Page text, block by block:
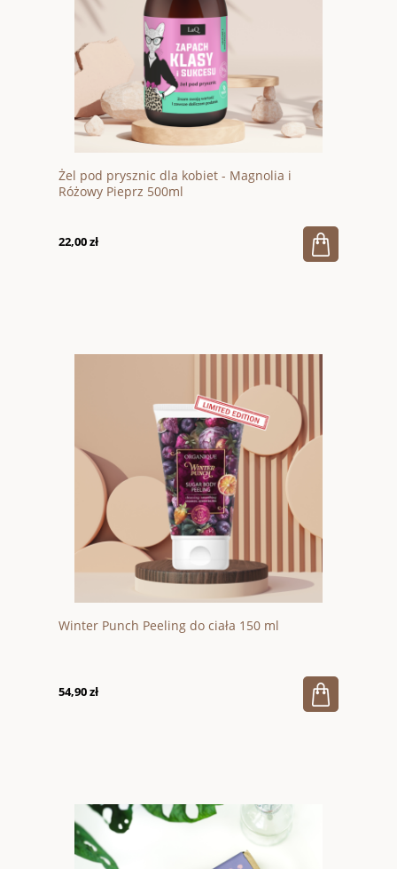
Żel pod prysznic dla kobiet - Magnolia i
Różowy Pieprz 500ml
22,00 zł
Winter Punch Peeling do ciała 150 ml
54,90 zł